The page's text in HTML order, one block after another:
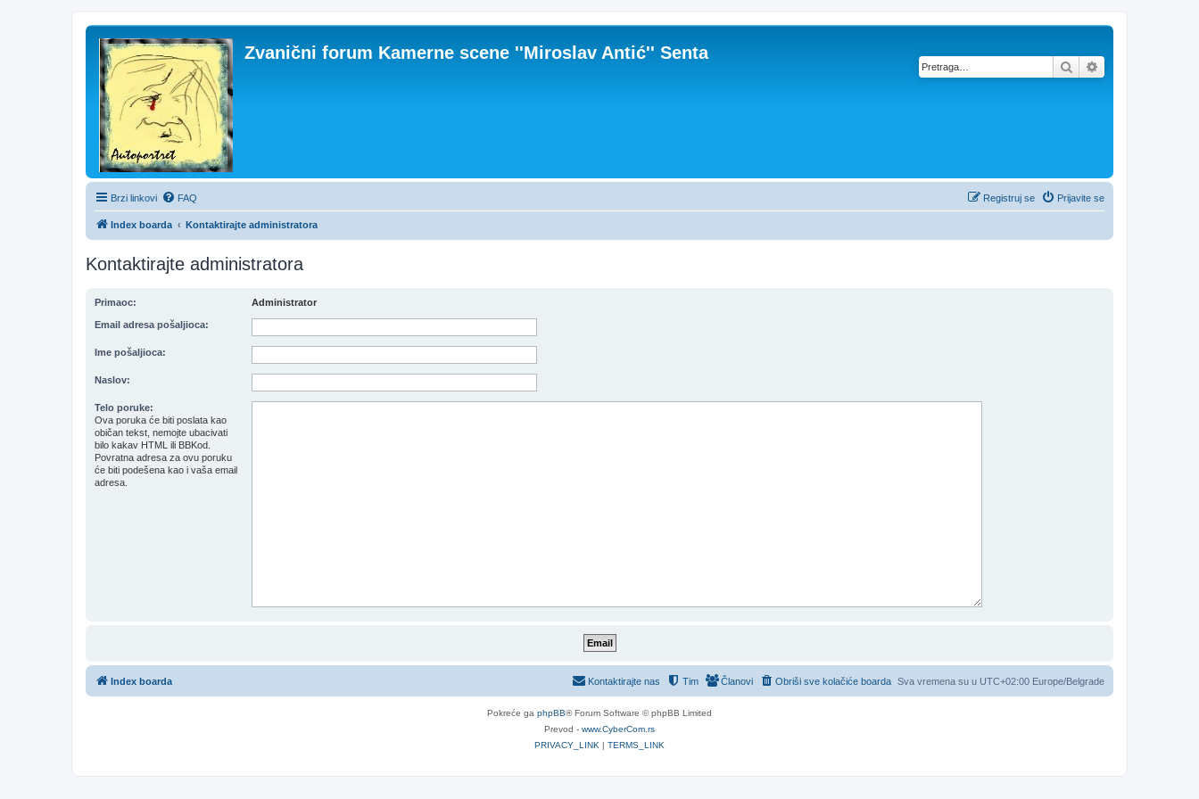
Zvanični forum Kamerne scene ''Miroslav Antić'' Senta
Pretraga
Brzi linkovi FAQ Prijavite se
Registruj se
Index boarda Kontaktirajte administratora
Kontaktirajte administratora
Primaoc: Administrator
Email adresa pošaljioca:
Ime pošaljioca:
Naslov:
Telo poruke:
Ova poruka će biti poslata kao
običan tekst, nemojte ubacivati
bilo kakav HTML ili BBKod.
Povratna adresa za ovu poruku
će biti podešena kao i vaša email
adresa.
Index boarda Sva vremena su u UTC+02:00 Europe/Belgrade
Obriši sve kolačiće boarda
Članovi
Tim
Kontaktirajte nas
Pokreće ga phpBB® Forum Software © phpBB Limited
Prevod - www.CyberCom.rs
PRIVACY_LINK | TERMS_LINK